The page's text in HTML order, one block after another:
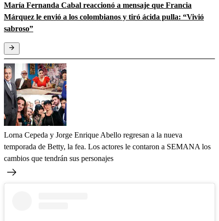
María Fernanda Cabal reaccionó a mensaje que Francia
Márquez le envió a los colombianos y tiró ácida pulla: “Vivió
sabroso”
Lorna Cepeda y Jorge Enrique Abello regresan a la nueva
temporada de Betty, la fea. Los actores le contaron a SEMANA los
cambios que tendrán sus personajes